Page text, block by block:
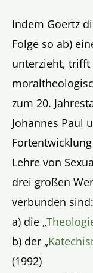
Indem Goertz
Folge so ab)
unterzieht,
zum 20.
Johannes Paul
Lehre von
drei großen
verbunden sind:
a) die „
b) der „
(1992)